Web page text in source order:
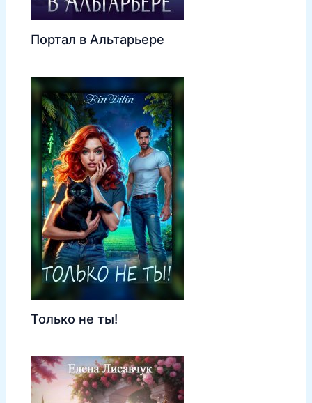
Портал в Альтарьере
Только не ты!